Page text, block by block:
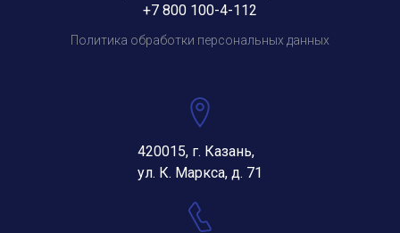
+7 800 100-4-112
Политика обработки персональных данных
420015, г. Казань,
ул. К. Маркса, д. 71